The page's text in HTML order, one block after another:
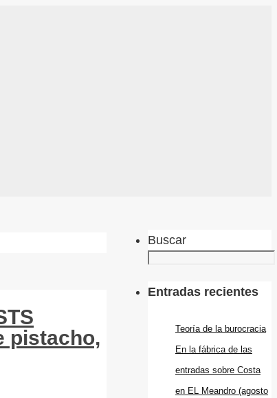
pistacho,
Buscar
Entradas recientes
Teoría de la burocracia
En la fábrica de las
entradas sobre Costa
en EL Meandro (agosto